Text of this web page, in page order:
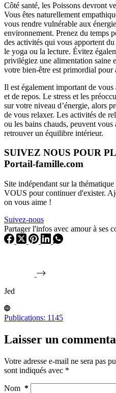
Côté santé, les Poissons devront
Vous êtes naturellement
vous rendre vulnérable aux
environnement. Prenez du temps
des activités qui vous apportent
le yoga ou la lecture. Évitez
privilégiez une alimentation saine
votre bien-être est primordial
Il est également important de
et de repos. Le stress et les
sur votre niveau d’énergie, alors
de vous relaxer. Les activités de
ou les bains chauds, peuvent vous
retrouver un équilibre intérieur.
SUIVEZ NOUS POUR
Portail-famille.com
Site indépendant sur la
VOUS pour continuer d'exister.
on vous aime !
Suivez-nous
Partager l'infos avec amour à ses
Jed
Publications: 1145
Laisser un
Votre adresse e-mail ne sera pas
sont indiqués avec *
Nom *